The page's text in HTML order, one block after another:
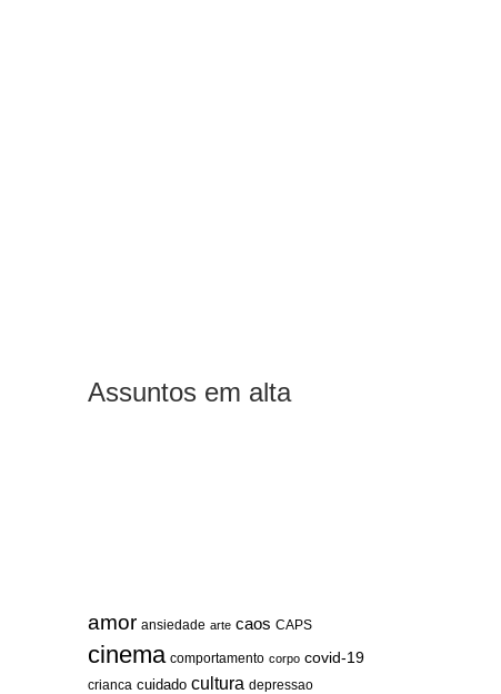
Assuntos em alta
amor ansiedade arte caos CAPS
cinema comportamento corpo covid-19
crianca cuidado cultura depressao